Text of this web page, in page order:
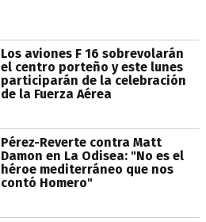
Los aviones F 16 sobrevolarán
el centro porteño y este lunes
participarán de la celebración
de la Fuerza Aérea
Pérez-Reverte contra Matt
Damon en La Odisea: "No es el
héroe mediterráneo que nos
contó Homero"